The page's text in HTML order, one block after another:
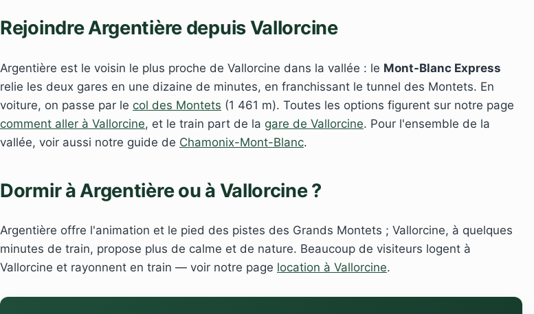
Rejoindre Argentière depuis Vallorcine
Argentière est le voisin le plus proche de Vallorcine dans la vallée : le Mont-Blanc Express
relie les deux gares en une dizaine de minutes, en franchissant le tunnel des Montets. En
voiture, on passe par le col des Montets (1 461 m). Toutes les options figurent sur notre page
comment aller à Vallorcine, et le train part de la gare de Vallorcine. Pour l'ensemble de la
vallée, voir aussi notre guide de Chamonix-Mont-Blanc.
Dormir à Argentière ou à Vallorcine ?
Argentière offre l'animation et le pied des pistes des Grands Montets ; Vallorcine, à quelques
minutes de train, propose plus de calme et de nature. Beaucoup de visiteurs logent à
Vallorcine et rayonnent en train — voir notre page location à Vallorcine.